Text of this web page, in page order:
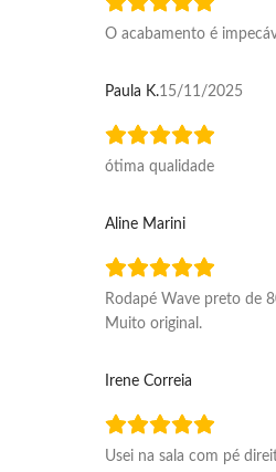
O acabamento é
Paula K.15/11/2025
ótima qualidade
Aline Marini
Rodapé Wave preto de
Muito original.
Irene Correia
Usei na sala com pé